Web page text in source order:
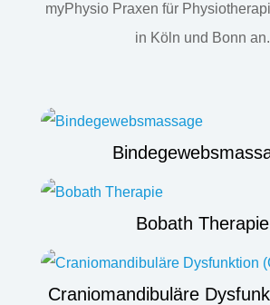
myPhysio Praxen für
in Köln und Bonn an.
Bobath Therapie
Craniomandibuläre